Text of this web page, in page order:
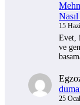
15
Evet,
ve
25